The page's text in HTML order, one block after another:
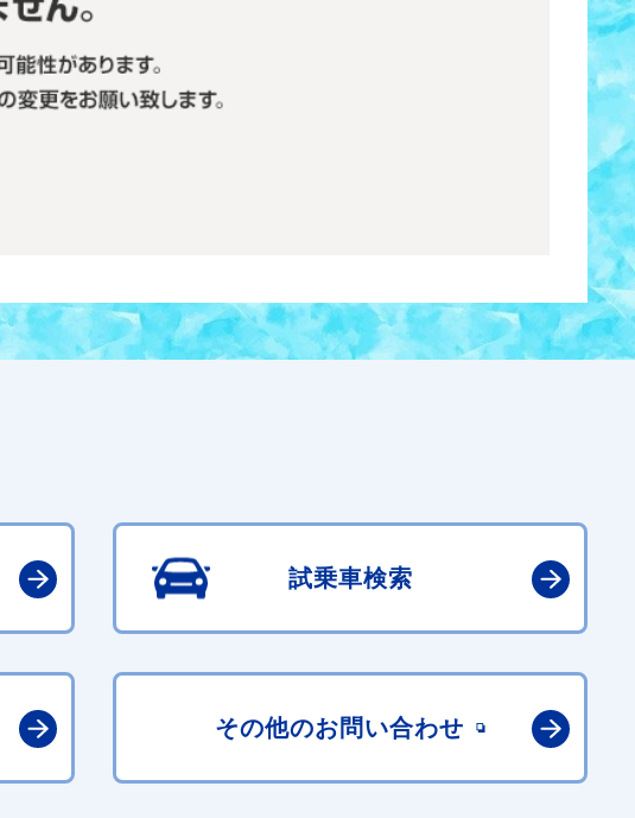
試乗車検索
その他のお問い合わせ